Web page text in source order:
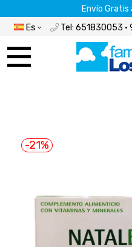
Envío
Es Tel: 651830053
-21%